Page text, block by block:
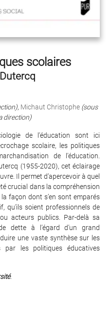
scolaires
, Michaut Christophe (sous
direction)
de l’éducation sont ici
scolaire, les politiques
de l’éducation.
(1955-2020), cet éclairage
Il permet d’apercevoir à quel
crucial dans la compréhension
façon dont s’en sont emparés
qu’ils soient professionnels de
acteurs publics. Par-delà sa
dette à l’égard d’un grand
une vaste synthèse sur les
par les politiques éducatives
.